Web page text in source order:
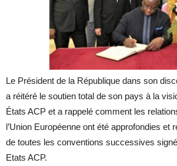
Le Président de la République dans son
a réitéré le soutien total de son pays à la
États ACP et a rappelé comment les
l’Union Européenne ont été approfondies et
de toutes les conventions successives
Etats ACP.